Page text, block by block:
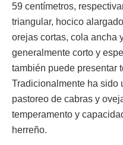
59 centímetros,
triangular, hocico
orejas cortas, cola ancha
generalmente corto y
también puede presentar
Tradicionalmente ha sido
pastoreo de cabras y
temperamento y
herreño.